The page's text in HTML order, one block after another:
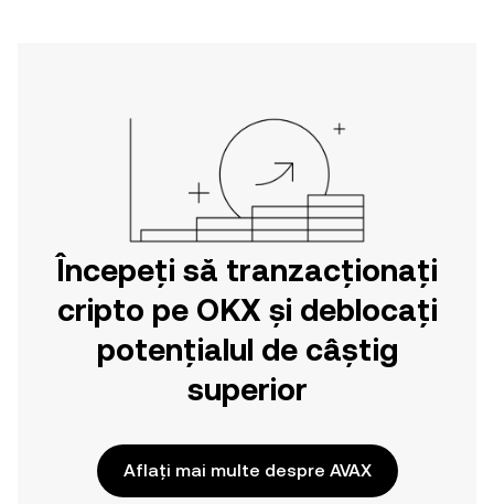
Începeți să tranzacționați
cripto pe OKX și deblocați
potențialul de câștig
superior
Aflați mai multe despre AVAX